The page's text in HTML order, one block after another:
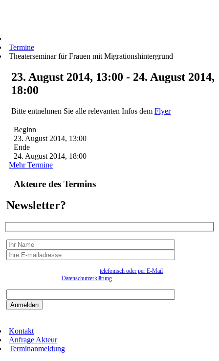
Termine
Theaterseminar für Frauen mit Migrationshintergrund
23. August 2014, 13:00 - 24. August 2014,
18:00
Bitte entnehmen Sie alle relevanten Infos dem Flyer
Beginn
23. August 2014, 13:00
Ende
24. August 2014, 18:00
Mehr Termine
Akteure des Termins
Newsletter?
telefonisch oder per E-Mail
Datenschutzerklärung
Kontakt
Anfrage Akteur
Terminanmeldung